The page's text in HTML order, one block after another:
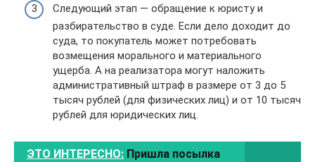
Следующий этап — обращение к юристу и
разбирательство в суде. Если дело доходит до
суда, то покупатель может потребовать
возмещения морального и материального
ущерба. А на реализатора могут наложить
административный штраф в размере от 3 до 5
тысяч рублей (для физических лиц) и от 10 тысяч
рублей для юридических лиц.
ЭТО ИНТЕРЕСНО: Пришла посылка